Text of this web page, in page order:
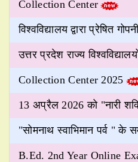
Collection Center
विश्वविद्यालय द्वारा प्रेषित
उत्तर प्रदेश राज्य
Collection Center 2025
13 अप्रैल 2026 को "नारी
"सोमनाथ स्वाभिमान पर्व "
B.Ed. 2nd Year Online